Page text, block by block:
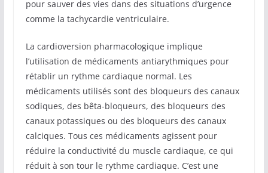
pour sauver des vies dans des situations d’urgence
comme la tachycardie ventriculaire.
La cardioversion pharmacologique implique
l’utilisation de médicaments antiarythmiques pour
rétablir un rythme cardiaque normal. Les
médicaments utilisés sont des bloqueurs des canaux
sodiques, des bêta-bloqueurs, des bloqueurs des
canaux potassiques ou des bloqueurs des canaux
calciques. Tous ces médicaments agissent pour
réduire la conductivité du muscle cardiaque, ce qui
réduit à son tour le rythme cardiaque. C’est une